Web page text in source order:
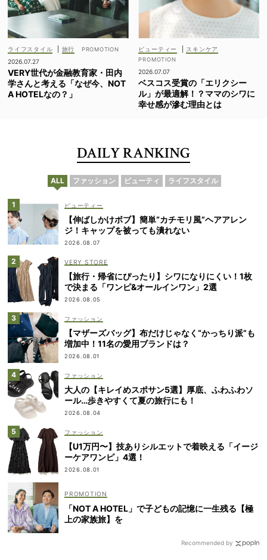
ライフスタイル
旅行
2026.07.27
VERY世代が金融教育家・田内
学さんと考える「なぜ今、NOT
A HOTELなの？」
ビューティー スキンケア
2026.07.07
ベスコス受賞の「エリクシー
ル」が最適解！？ママのシワに
幸せ感が滲む理由とは
DAILY RANKING
ALL ファッション ビューティ ライフスタイル
ビューティー
【伸ばしかけボブ】簡単“カチモリ風”ヘアアレン
ジ！キャップを被っても潰れない
2026.08.07
VERY STORE
【旅行・帰省にぴったり】シワになりにくい！1枚
で決まる「ワンピ&オールインワン」2選
2026.08.05
ファッション
【マザーズバッグ】布だけじゃなく“かっちり派”も
増加中！11名の愛用ブランドは？
2026.08.01
ファッション
大人の【キレイめスポサン5選】厚底、ふわふわソ
ール…歩きやすくて夏の旅行にも！
2026.08.04
ファッション
【U1万円〜】技ありシルエットで着映える「イージ
ーケアワンピ」4選！
2026.08.01
「NOT A HOTEL」で子どもの記憶に一生残る【極
上の家族旅】を
Recommended by